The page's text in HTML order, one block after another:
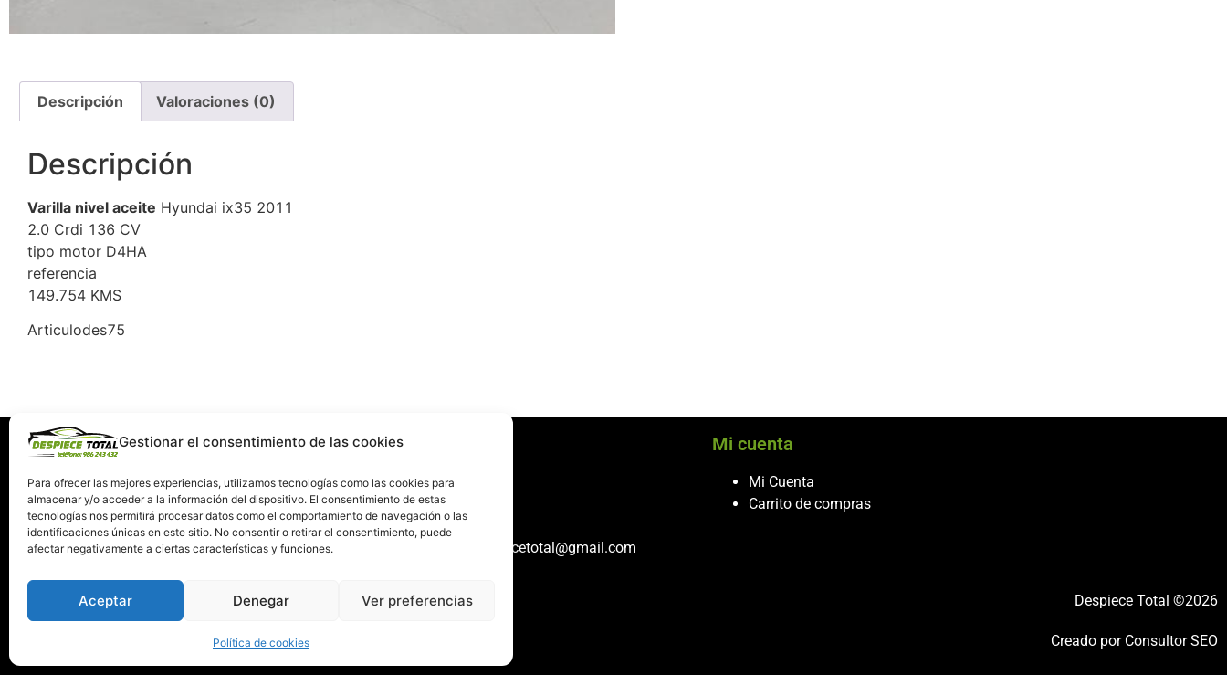
Gestionar el consentimiento de las cookies
Para ofrecer las mejores experiencias, utilizamos tecnologías como las cookies para
almacenar y/o acceder a la información del dispositivo. El consentimiento de estas
tecnologías nos permitirá procesar datos como el comportamiento de navegación o las
identificaciones únicas en este sitio. No consentir o retirar el consentimiento, puede
afectar negativamente a ciertas características y funciones.
Aceptar Denegar Ver preferencias
Política de cookies
Descripción Valoraciones (0)
Descripción
Varilla nivel aceite Hyundai ix35 2011
2.0 Crdi 136 CV
tipo motor D4HA
referencia
149.754 KMS
Articulodes75
Información
Quiénes somos
Condiciones de devolución y garantía
Política de Privacidad
Términos y Condiciones de Uso
Servicio al cliente
Contacto
986 243 432
608 867 074
recambiosdespiecetotal@gmail.com
Mi cuenta
Mi Cuenta
Carrito de compras
Despiece Total ©2026
Creado por Consultor SEO